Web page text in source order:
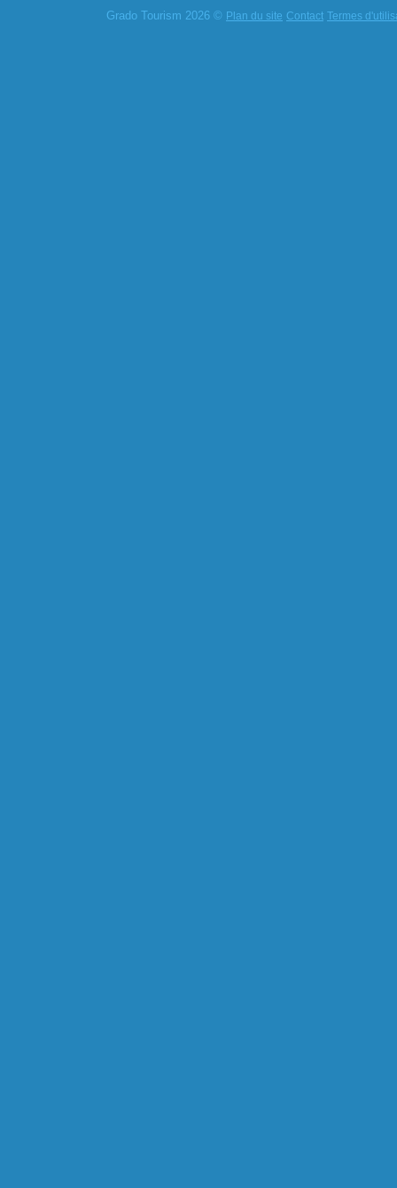
Grado Tourism 2026 © Plan du site Contact Termes